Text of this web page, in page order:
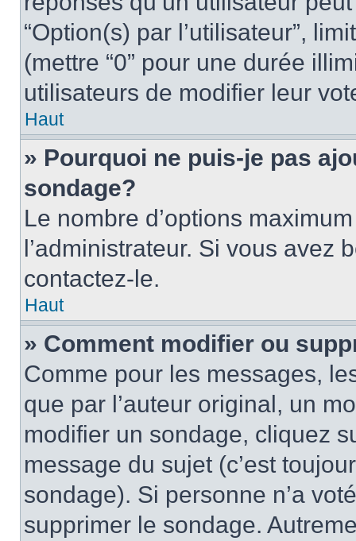
“Option(s) par l’utilisateur”,
(mettre “0” pour une durée
utilisateurs de modifier leur
Haut
» Pourquoi ne puis-je pas
sondage?
Le nombre d’options
l’administrateur. Si vous avez
contactez-le.
Haut
» Comment modifier ou
Comme pour les messages,
que par l’auteur original, un
modifier un sondage, cliquez
message du sujet (c’est
sondage). Si personne n’a
supprimer le sondage.